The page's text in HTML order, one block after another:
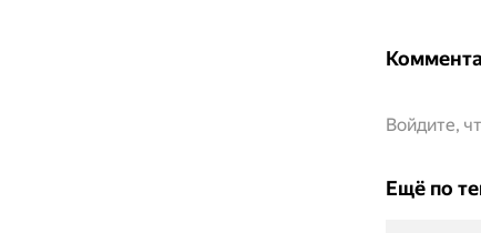
Войдите,
Ещё по